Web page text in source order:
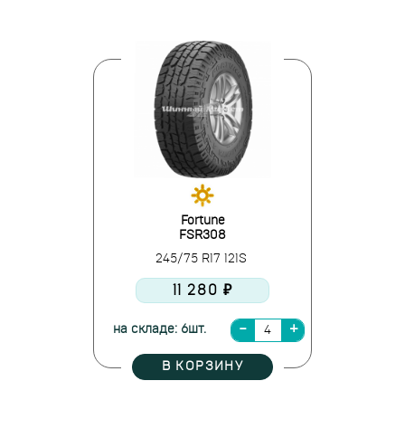
Fortune
FSR308
245/75 R17 121S
11 280 ₽
на складе: 6шт.
В КОРЗИНУ